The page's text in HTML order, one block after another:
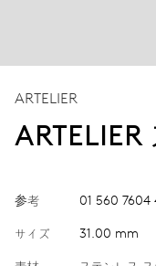
ARTELIER
ARTELIER
参考 01 560 7604
サイズ 31.00 mm